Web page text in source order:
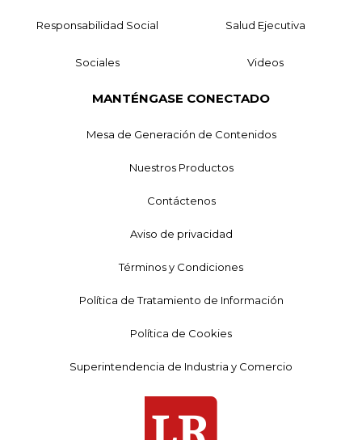
Responsabilidad Social Salud Ejecutiva
Sociales Videos
MANTÉNGASE CONECTADO
Mesa de Generación de Contenidos
Nuestros Productos
Contáctenos
Aviso de privacidad
Términos y Condiciones
Política de Tratamiento de Información
Política de Cookies
Superintendencia de Industria y Comercio